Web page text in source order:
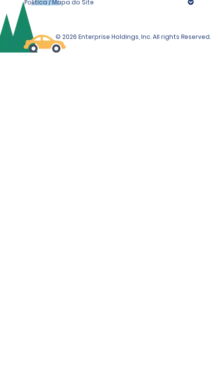
Política / Mapa do Site
© 2026 Enterprise Holdings, Inc. All rights Reserved.